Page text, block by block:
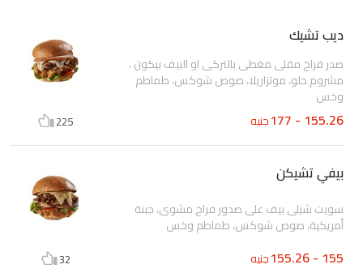
ديب تشيك
صدر فراخ مقلى مغطى بالتركى او البيف بيكون ،
مشروم حلو، موتزاريلا، صوص شوكس، طماطم
وخس
155.26 - 177 جنيه 225
بيفي تشيكن
سويت شيلى بيف على صدور فراخ مشوى، جبنة
أمريكية، صوص شوكس، طماطم وخس
155 - 155.26 جنيه 32